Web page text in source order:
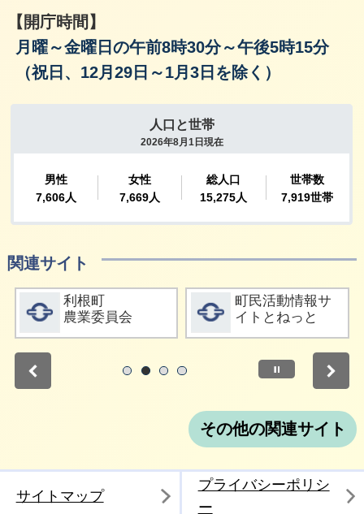
【開庁時間】
月曜～金曜日の午前8時30分～午後5時15分
（祝日、12月29日～1月3日を除く）
関連サイト
詳細をみる
利根町
農業委員会
詳細をみる
町民活動情報サ
イトとねっと
停止
その他の関連サイト
サイトマップ
プライバシーポリシ
ー